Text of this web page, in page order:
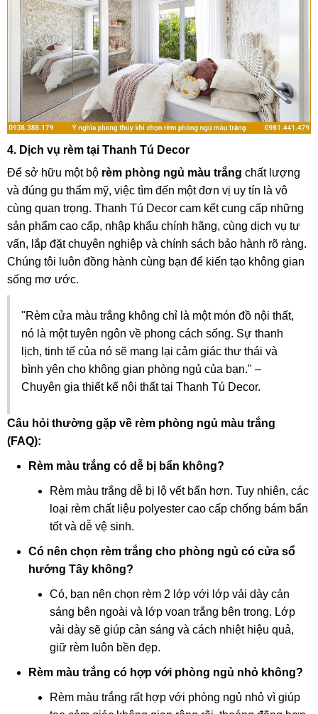
4. Dịch vụ rèm tại Thanh Tú Decor
Để sở hữu một bộ rèm phòng ngủ màu trắng chất lượng
và đúng gu thẩm mỹ, việc tìm đến một đơn vị uy tín là vô
cùng quan trọng. Thanh Tú Decor cam kết cung cấp những
sản phẩm cao cấp, nhập khẩu chính hãng, cùng dịch vụ tư
vấn, lắp đặt chuyên nghiệp và chính sách bảo hành rõ ràng.
Chúng tôi luôn đồng hành cùng bạn để kiến tạo không gian
sống mơ ước.
"Rèm cửa màu trắng không chỉ là một món đồ nội thất,
nó là một tuyên ngôn về phong cách sống. Sự thanh
lịch, tinh tế của nó sẽ mang lại cảm giác thư thái và
bình yên cho không gian phòng ngủ của bạn." –
Chuyên gia thiết kế nội thất tại Thanh Tú Decor.
Câu hỏi thường gặp về rèm phòng ngủ màu trắng
(FAQ):
Rèm màu trắng có dễ bị bẩn không?
Rèm màu trắng dễ bị lộ vết bẩn hơn. Tuy nhiên, các
loại rèm chất liệu polyester cao cấp chống bám bẩn
tốt và dễ vệ sinh.
Có nên chọn rèm trắng cho phòng ngủ có cửa sổ
hướng Tây không?
Có, bạn nên chọn rèm 2 lớp với lớp vải dày cản
sáng bên ngoài và lớp voan trắng bên trong. Lớp
vải dày sẽ giúp cản sáng và cách nhiệt hiệu quả,
giữ rèm luôn bền đẹp.
Rèm màu trắng có hợp với phòng ngủ nhỏ không?
Rèm màu trắng rất hợp với phòng ngủ nhỏ vì giúp